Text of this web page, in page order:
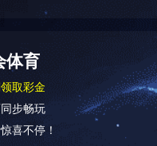
关于我们